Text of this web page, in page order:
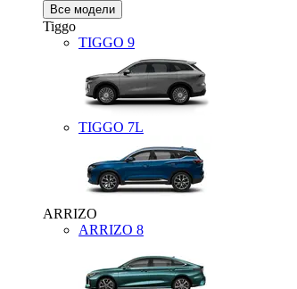
Все модели
Tiggo
TIGGO 9
TIGGO 7L
ARRIZO
ARRIZO 8